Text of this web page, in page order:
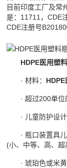
目前印度工厂及常
是：11711，CDE
CDE注册号
HDPE医用塑
· 材料：
· 超过200单位
· 儿童防护设计
· 瓶口装置具儿
(小、中等、高、超
· 琥珀色或米黄